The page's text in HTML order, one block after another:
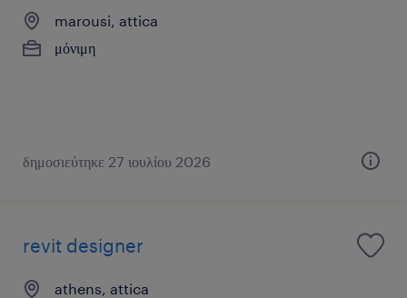
marousi, attica
μόνιμη
δημοσιεύτηκε 27 ιουλίου 2026
revit designer
athens, attica